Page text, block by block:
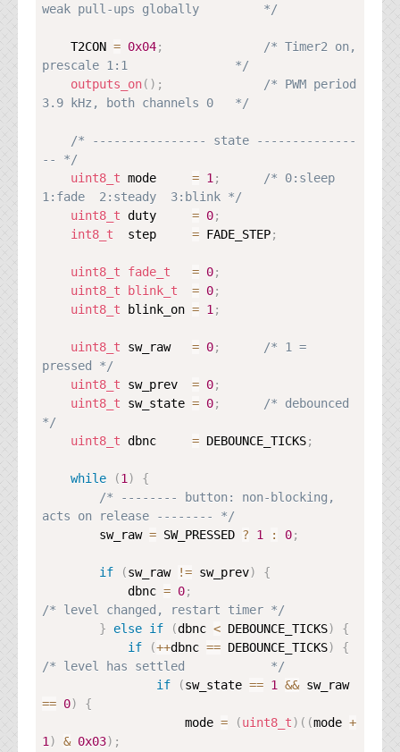
weak pull-ups globally         */
    T2CON
= 0x04;
/* Timer2 on,
prescale 1:1               */
outputs_on( ) ;
/* PWM period
3.9 kHz, both channels 0   */
/* ---------------- state --------------
-- */
uint8_t mode = 1 ;
/* 0:sleep
1:fade  2:steady  3:blink */
uint8_t duty = 0;
int8_t
  step
= FADE_STEP;
uint8_t fade_t = 0;
uint8_t
blink_t = 0;
uint8_t blink_on = 1 ;
uint8_t sw_raw = 0;
/* 1 =
pressed */
uint8_t sw_prev = 0;
uint8_t sw_state = 0;
/* debounced
*/
uint8_t dbnc = DEBOUNCE_TICKS;
while (1 )
{
/* -------- button: non-blocking,
acts on release -------- */
        sw_raw
= SW_PRESSED ? 1 : 0;
if (sw_raw != sw_prev)
{
            dbnc
= 0;
/* level changed, restart timer */
}
else if (dbnc < DEBOUNCE_TICKS)
{
if
(++dbnc == DEBOUNCE_TICKS)
{
/* level has settled            */
if
(sw_state == 1 &&
sw_raw
== 0)
{
                    mode
= (uint8_t) ( (mode +
1 ) & 0x03) ;